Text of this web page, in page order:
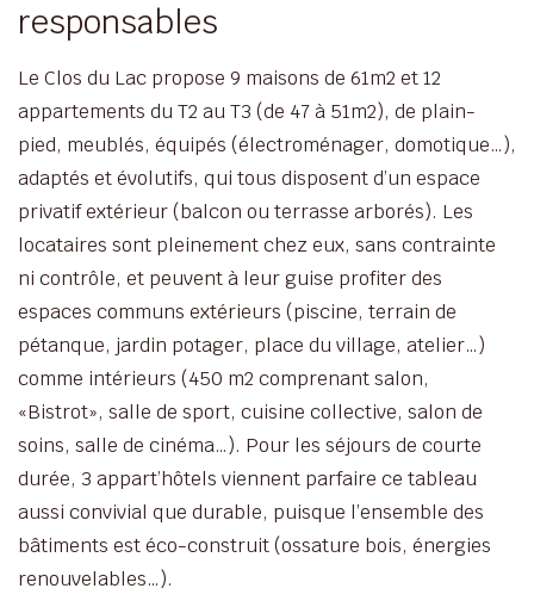
responsables
Le Clos du Lac propose 9 maisons de 61m2 et 12
appartements du T2 au T3 (de 47 à 51m2), de plain-
pied, meublés, équipés (électroménager, domotique…),
adaptés et évolutifs, qui tous disposent d’un espace
privatif extérieur (balcon ou terrasse arborés). Les
locataires sont pleinement chez eux, sans contrainte
ni contrôle, et peuvent à leur guise profiter des
espaces communs extérieurs (piscine, terrain de
pétanque, jardin potager, place du village, atelier…)
comme intérieurs (450 m2 comprenant salon,
«Bistrot», salle de sport, cuisine collective, salon de
soins, salle de cinéma…). Pour les séjours de courte
durée, 3 appart’hôtels viennent parfaire ce tableau
aussi convivial que durable, puisque l’ensemble des
bâtiments est éco-construit (ossature bois, énergies
renouvelables…).